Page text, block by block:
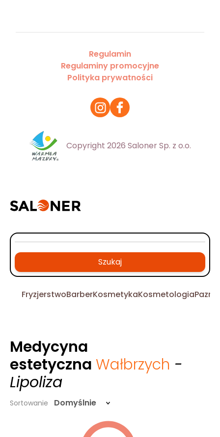
Regulamin
Regulaminy promocyjne
Polityka prywatności
Copyright 2026 Saloner Sp. z o.o.
Szukaj
FryzjerstwoBarberKosmetykaKosmetologia
Medycyna
estetyczna Wałbrzych -
Lipoliza
Sortowanie Domyślnie